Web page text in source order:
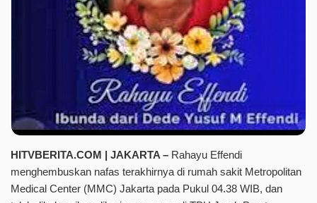
HITVBERITA.COM | JAKARTA – Rahayu Effendi
menghembuskan nafas terakhirnya di rumah sakit Metropolitan
Medical Center (MMC) Jakarta pada Pukul 04.38 WIB, dan